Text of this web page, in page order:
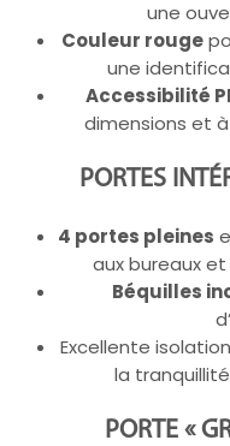
une
Couleur rouge
une
Accessibilité
dimensions et
PORTES
4 portes pleines
aux bureaux
Béquilles
Excellente
la
PORTE «